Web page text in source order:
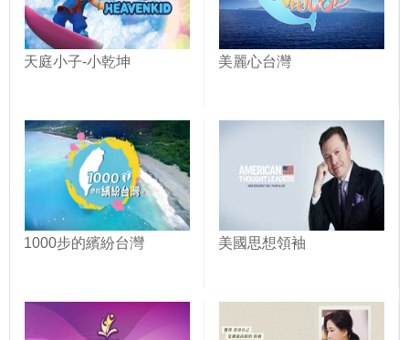
天庭小子-小乾坤 美麗心台灣
1000步的繽紛台灣 美國思想領袖